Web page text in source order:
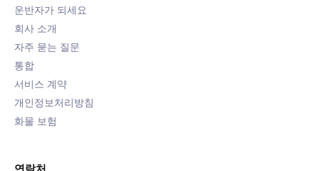
운반자가 되세요
회사 소개
자주 묻는 질문
통합
서비스 계약
개인정보처리방침
화물 보험